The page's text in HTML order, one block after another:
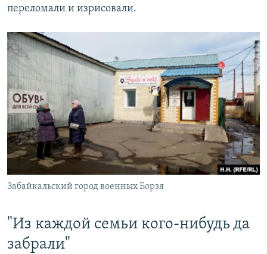
переломали и изрисовали.
Забайкальский город военных Борзя
"Из каждой семьи кого-нибудь да
забрали"